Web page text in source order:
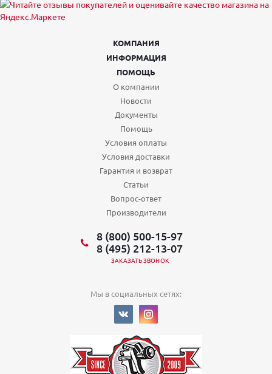
КОМПАНИЯ
ИНФОРМАЦИЯ
ПОМОЩЬ
О компании
Новости
Документы
Помощь
Условия оплаты
Условия доставки
Гарантия и возврат
Статьи
Вопрос-ответ
Производители
8 (800) 500-15-97
8 (495) 212-13-07
ЗАКАЗАТЬ ЗВОНОК
Мы в социальных сетях: